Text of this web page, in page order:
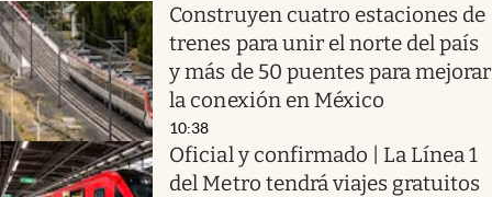
Construyen cuatro estaciones de
trenes para unir el norte del país
y más de 50 puentes para mejorar
la conexión en México
10:38
Oficial y confirmado | La Línea 1
del Metro tendrá viajes gratuitos